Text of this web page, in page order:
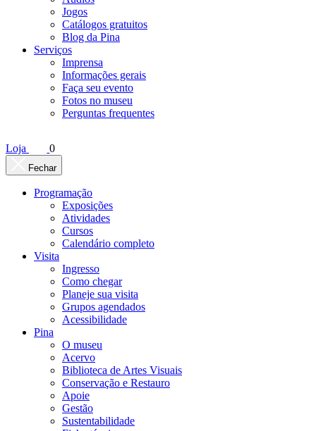
Jogos
Catálogos gratuitos
Blog da Pina
Serviços
Imprensa
Informações gerais
Faça seu evento
Fotos no museu
Perguntas frequentes
Loja 0
Fechar
Programação
Exposições
Atividades
Cursos
Calendário completo
Visita
Ingresso
Como chegar
Planeje sua visita
Grupos agendados
Acessibilidade
Pina
O museu
Acervo
Biblioteca de Artes Visuais
Conservação e Restauro
Apoie
Gestão
Sustentabilidade